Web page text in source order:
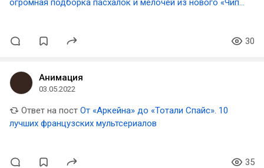
огромная подборка пасхалок и мелочей из нового «Чип
30
Анимация
03.05.2022
Ответ на пост От «Аркейна» до «Тотали Спайс». 10
лучших французских мультсериалов
35